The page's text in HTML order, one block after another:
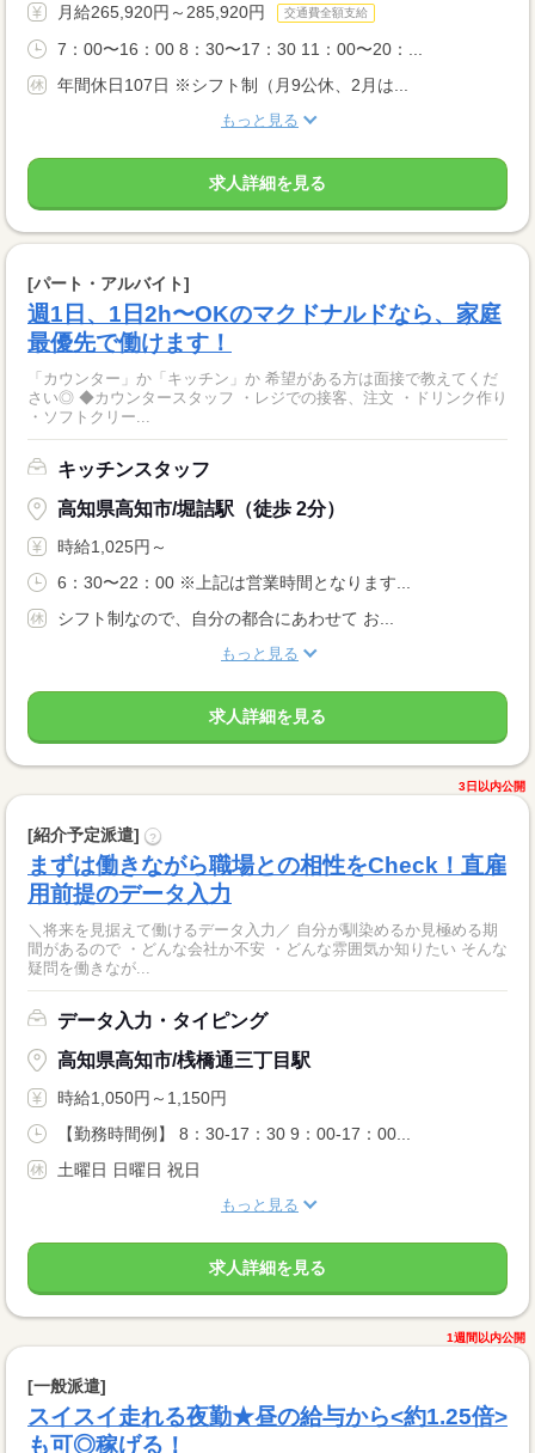
月給265,920円～285,920円 交通費全額支給
7：00〜16：00 8：30〜17：30 11：00〜20：...
年間休日107日 ※シフト制（月9公休、2月は...
もっと見る
求人詳細を見る
[パート・アルバイト]
週1日、1日2h〜OKのマクドナルドなら、家庭
最優先で働けます！
「カウンター」か「キッチン」か 希望がある方は面接で教えてくだ
さい◎ ◆カウンタースタッフ ・レジでの接客、注文 ・ドリンク作り
・ソフトクリー...
キッチンスタッフ
高知県高知市/堀詰駅（徒歩 2分）
時給1,025円～
6：30〜22：00 ※上記は営業時間となります...
シフト制なので、自分の都合にあわせて お...
もっと見る
求人詳細を見る
3日以内公開
[紹介予定派遣] ?
まずは働きながら職場との相性をCheck！直雇
用前提のデータ入力
＼将来を見据えて働けるデータ入力／ 自分が馴染めるか見極める期
間があるので ・どんな会社か不安 ・どんな雰囲気か知りたい そんな
疑問を働きなが...
データ入力・タイピング
高知県高知市/桟橋通三丁目駅
時給1,050円～1,150円
【勤務時間例】 8：30-17：30 9：00-17：00...
土曜日 日曜日 祝日
もっと見る
求人詳細を見る
1週間以内公開
[一般派遣]
スイスイ走れる夜勤★昼の給与から<約1.25倍>
も可◎稼げる！